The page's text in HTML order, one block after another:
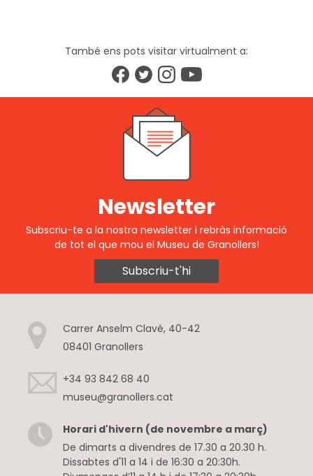
També ens pots visitar virtualment a:
Newsletter
Subscriu-te a la nostra newsletter i rebràs informació
de tot el que mou el Museu de Granollers!
Subscriu-t'hi
Carrer Anselm Clavé, 40-42
08401 Granollers
+34 93 842 68 40
museu@granollers.cat
Horari d'hivern (de novembre a març)
De dimarts a divendres de 17.30 a 20.30 h.
Dissabtes d'11 a 14 i de 16:30 a 20:30h.